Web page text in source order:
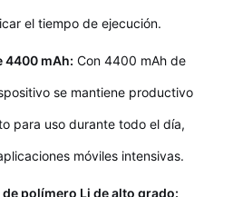
el tiempo de ejecución.
4400 mAh: Con 4400 mAh de
se mantiene productivo
para uso durante todo el día,
móviles intensivas.
polímero Li de alto grado: